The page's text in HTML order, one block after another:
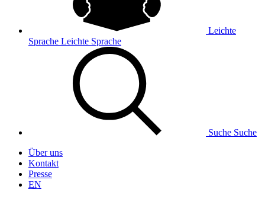
Leichte
Sprache Leichte Sprache
Suche Suche
Über uns
Kontakt
Presse
EN